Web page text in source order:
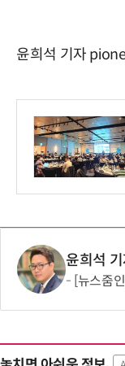
윤희석 기자
윤희석
[뉴스줌인] 쿠팡